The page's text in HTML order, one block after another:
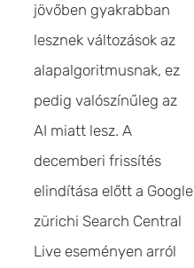
jövőben gyakrabban
lesznek változások az
alapalgoritmusnak, ez
pedig valószínűleg az
AI miatt lesz. A
decemberi frissítés
elindítása előtt a Google
zürichi Search Central
Live eseményen arról